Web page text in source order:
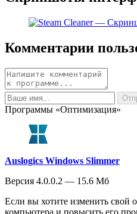
Комментарии
Программы «Оптимизация»
Auslogics Windows Slimmer
Версия 4.0.0.2 — 15.6 Мб
Если вы хотите изменить свой
компьютера и повысить его